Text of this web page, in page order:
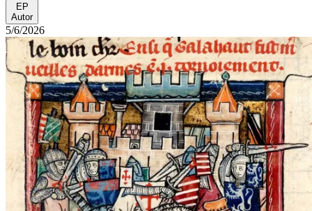
EP
Autor
5/6/2026